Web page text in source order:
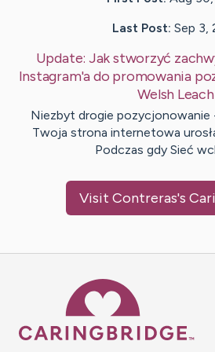
Last Post: Sep 3,
Update: Jak stworzyć
Instagram'a do promowania
Welsh Leach
Niezbyt drogie pozycjonowanie
Twoja strona internetowa
Podczas gdy Sieć
Visit Contreras's